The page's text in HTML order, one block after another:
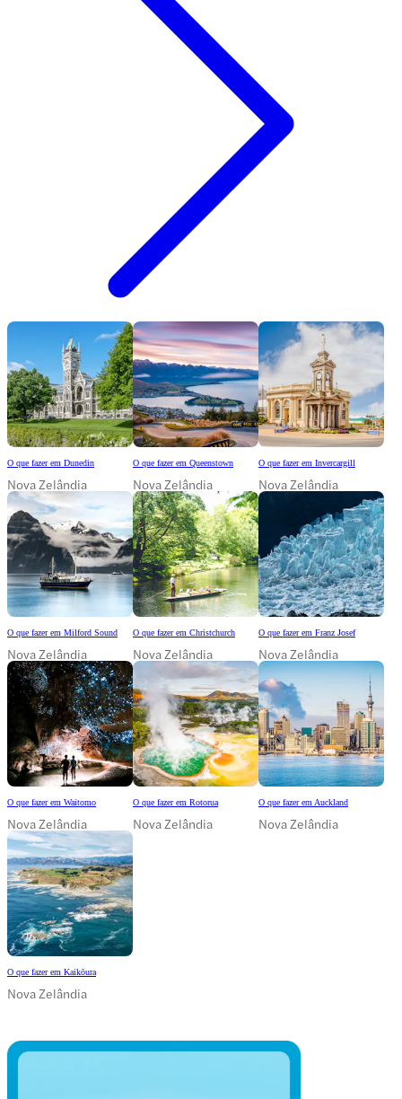
O que fazer em Dunedin
Nova Zelândia
O que fazer em Queenstown
Nova Zelândia
O que fazer em Invercargill
Nova Zelândia
O que fazer em Milford Sound
Nova Zelândia
O que fazer em Christchurch
Nova Zelândia
O que fazer em Franz Josef
Nova Zelândia
O que fazer em Waitomo
Nova Zelândia
O que fazer em Rotorua
Nova Zelândia
O que fazer em Auckland
Nova Zelândia
O que fazer em Kaikōura
Nova Zelândia